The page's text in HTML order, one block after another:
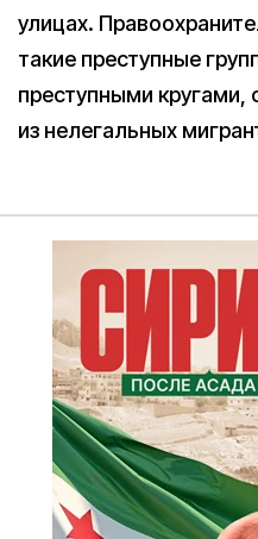
улицах.
такие преступные
преступными
из нелегальных